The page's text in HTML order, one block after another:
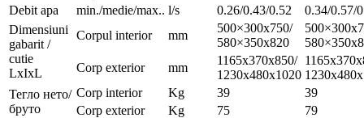
Debit apa
min./medie/max.. l/s 0.26/0.43/0.52
0.34/0.57/
Dimensiuni
gabarit /
cutie
LхIхL
Corpul interior mm
500×300х750/
580×350х820
Corp exterior
mm
1165x370x850/
1230x480x1020
Тегло нето/
бруто
Corp interior Kg 39
39
Corp exterior
Kg 75 79